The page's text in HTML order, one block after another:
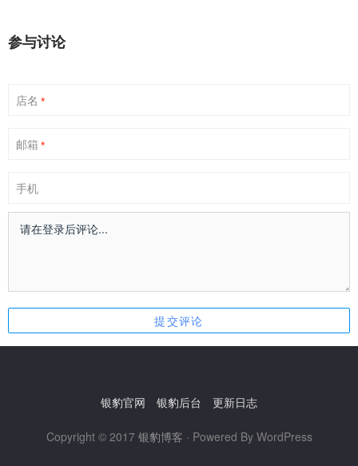
参与讨论
店名 *
邮箱 *
手机
银豹官网 银豹后台 更新日志
Copyright © 2017 银豹博客 · Powered By WordPress